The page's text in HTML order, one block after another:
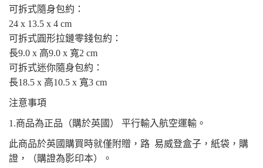
可拆式隨身包約：
24 x 13.5 x 4 cm
可拆式圓形拉鏈零錢包約：
長9.0 x 高9.0 x 寬2 cm
可拆式迷你隨身包約：
長18.5 x 高10.5 x 寬3 cm
注意事項
1.商品為正品（購於英國） 平行輸入航空運輸。
此商品於英國購買時就僅附贈，路 易威登盒子，紙袋，購
證，（購證為影印本）。